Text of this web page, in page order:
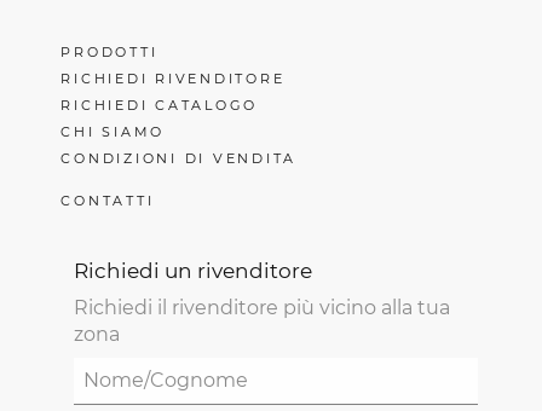
PRODOTTI
RICHIEDI RIVENDITORE
RICHIEDI CATALOGO
CHI SIAMO
CONDIZIONI DI VENDITA
CONTATTI
Richiedi un rivenditore
Richiedi il rivenditore più vicino alla tua
zona